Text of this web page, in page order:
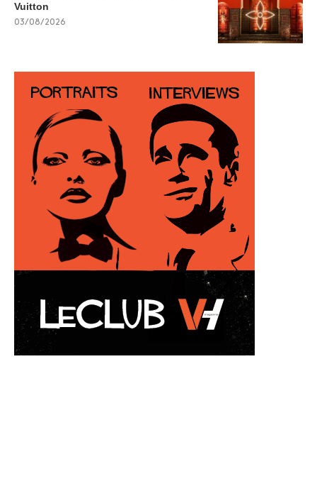
Vuitton
03/08/2026